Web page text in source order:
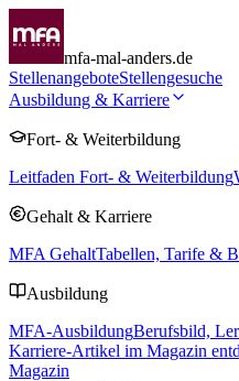
mfa-mal-anders.de
StellenangeboteStellengesuche
Ausbildung & Karriere
Fort- & Weiterbildung
Leitfaden Fort- & Weiterbildung
Gehalt & Karriere
MFA GehaltTabellen, Tarife &
Ausbildung
MFA-AusbildungBerufsbild,
Karriere-Artikel im Magazin
Magazin